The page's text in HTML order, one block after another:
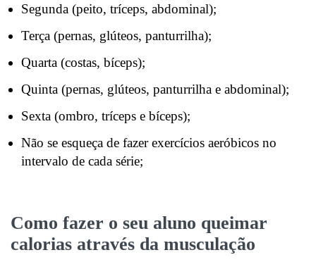
Segunda (peito, tríceps, abdominal);
Terça (pernas, glúteos, panturrilha);
Quarta (costas, bíceps);
Quinta (pernas, glúteos, panturrilha e abdominal);
Sexta (ombro, tríceps e bíceps);
Não se esqueça de fazer exercícios aeróbicos no
intervalo de cada série;
Como fazer o seu aluno queimar
calorias através da musculação